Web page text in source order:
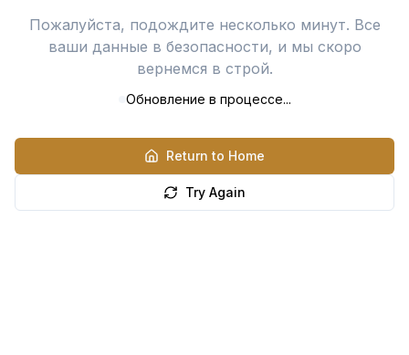
Пожалуйста, подождите несколько минут. Все
ваши данные в безопасности, и мы скоро
вернемся в строй.
Обновление в процессе...
Return to Home
Try Again